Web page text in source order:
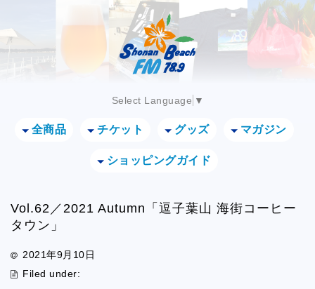
Select Language ▼
全商品 チケット グッズ マガジン
ショッピングガイド
Vol.62／2021 Autumn「逗子葉山 海街コーヒー
タウン」
2021年9月10日
Filed under: